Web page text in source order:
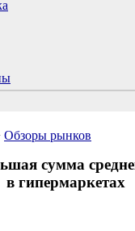
Обзоры рынков
сумма
в гипермаркетах